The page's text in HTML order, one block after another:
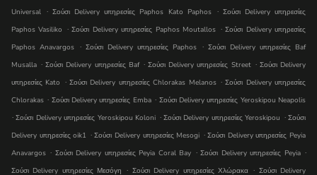
Universal . Ʃούσι Delivery υπηρεσίες Paphos Kato Paphos . Ʃούσι Delivery υπηρεσίες
Paphos Vasiliko . Ʃούσι Delivery υπηρεσίες Paphos Moutallos . Ʃούσι Delivery υπηρεσίες
Paphos Anavargos . Ʃούσι Delivery υπηρεσίες Paphos . Ʃούσι Delivery υπηρεσίες Baf
Musalla . Ʃούσι Delivery υπηρεσίες Baf . Ʃούσι Delivery υπηρεσίες Street . Ʃούσι Delivery
υπηρεσίες Kato . Ʃούσι Delivery υπηρεσίες Chlorakas Melanos . Ʃούσι Delivery υπηρεσίες
Chlorakas . Ʃούσι Delivery υπηρεσίες Emba . Ʃούσι Delivery υπηρεσίες Yeroskipou Neapolis
. Ʃούσι Delivery υπηρεσίες Yeroskipou Koloni . Ʃούσι Delivery υπηρεσίες Yeroskipou . Ʃούσι
Delivery υπηρεσίες oik1 . Ʃούσι Delivery υπηρεσίες Mesogi . Ʃούσι Delivery υπηρεσίες Peyia
Anavargos . Ʃούσι Delivery υπηρεσίες Peyia Coral Bay . Ʃούσι Delivery υπηρεσίες Peyia .
Ʃούσι Delivery υπηρεσίες Μεσόγη
. Ʃούσι Delivery υπηρεσίες Χλώρακα . Ʃούσι Delivery